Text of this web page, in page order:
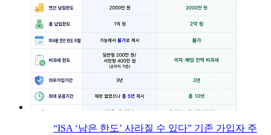
“ISA ‘남은 한도’ 사라질 수 있다” 기존 가입자 주